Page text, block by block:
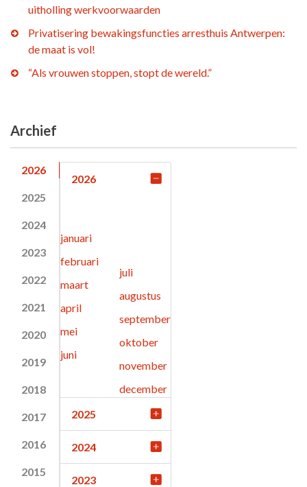
uitholling werkvoorwaarden
Privatisering bewakingsfuncties arresthuis Antwerpen:
de maat is vol!
“Als vrouwen stoppen, stopt de wereld.”
Archief
2026
2025
2024
2023
2022
2021
2020
2019
2018
2017
2016
2015
2026
januari
februari
maart
april
mei
juni
juli
augustus
september
oktober
november
december
2025
2024
2023